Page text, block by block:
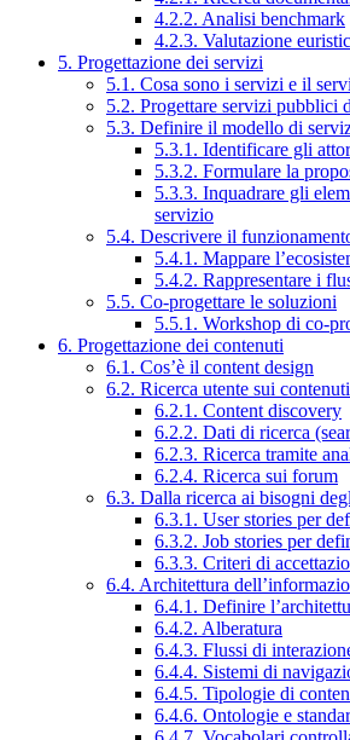
4.2.2. Analisi benchmark
4.2.3. Valutazione
5. Progettazione dei servizi
5.1. Cosa sono i servizi e il
5.2. Progettare servizi pubblici
5.3. Definire il modello di
5.3.1. Identificare gli
5.3.2. Formulare la
5.3.3. Inquadrare gli
servizio
5.4. Descrivere il
5.4.1. Mappare
5.4.2. Rappresentare i
5.5. Co-progettare le soluzioni
5.5.1. Workshop di co-
6. Progettazione dei contenuti
6.1. Cos’è il content design
6.2. Ricerca utente sui
6.2.1. Content discovery
6.2.2. Dati di ricerca
6.2.3. Ricerca tramite
6.2.4. Ricerca sui forum
6.3. Dalla ricerca ai bisogni
6.3.1. User stories per
6.3.2. Job stories per
6.3.3. Criteri di
6.4. Architettura
6.4.1. Definire
6.4.2. Alberatura
6.4.3. Flussi di
6.4.4. Sistemi di
6.4.5. Tipologie di
6.4.6. Ontologie e